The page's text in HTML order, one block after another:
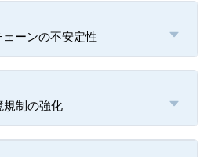
ーンの不安定性
規制の強化